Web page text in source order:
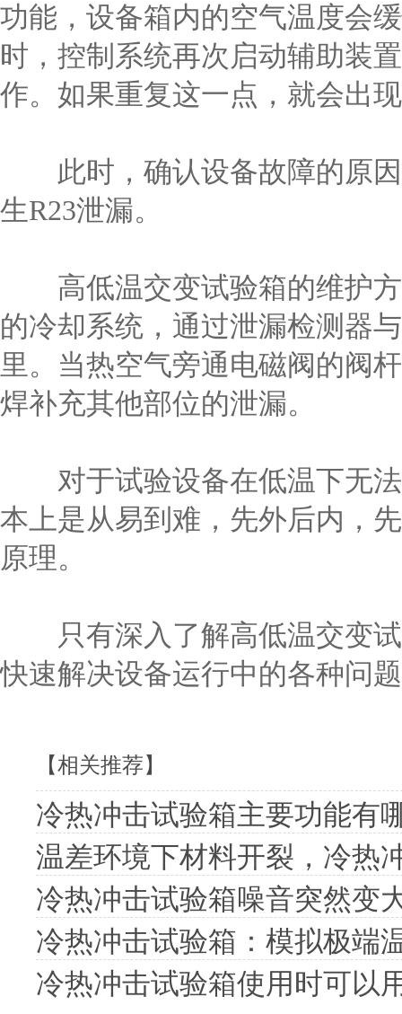
功能，设备箱内的空气温度会
时，控制系统再次启动辅助装
作。如果重复这一点，就会出
此时，确认设备故障的原因
生R23泄漏。
高低温交变试验箱的维护方
的冷却系统，通过泄漏检测器
里。当热空气旁通电磁阀的阀
焊补充其他部位的泄漏。
对于试验设备在低温下无法
本上是从易到难，先外后内，
原理。
只有深入了解高低温交变试
快速解决设备运行中的各种问
【相关推荐】
冷热冲击试验箱主要功能有
温差环境下材料开裂，冷热
冷热冲击试验箱噪音突然变
冷热冲击试验箱：模拟极端
冷热冲击试验箱使用时可以